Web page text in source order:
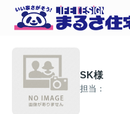
SK様
担当：